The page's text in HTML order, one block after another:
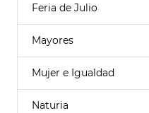
Feria de Julio
Mayores
Mujer e Igualdad
Naturia